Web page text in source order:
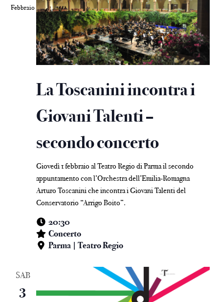
Febbraio
La Toscanini incontra i
Giovani Talenti –
secondo concerto
Giovedì 1 febbraio al Teatro Regio di Parma il secondo
appuntamento con l’Orchestra dell’Emilia-Romagna
Arturo Toscanini che incontra i Giovani Talenti del
Conservatorio “Arrigo Boito”.
20:30
Concerto
Parma | Teatro Regio
SAB
3